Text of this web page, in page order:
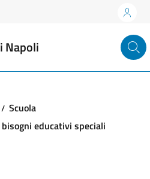
Napoli
Scuola
educativi speciali